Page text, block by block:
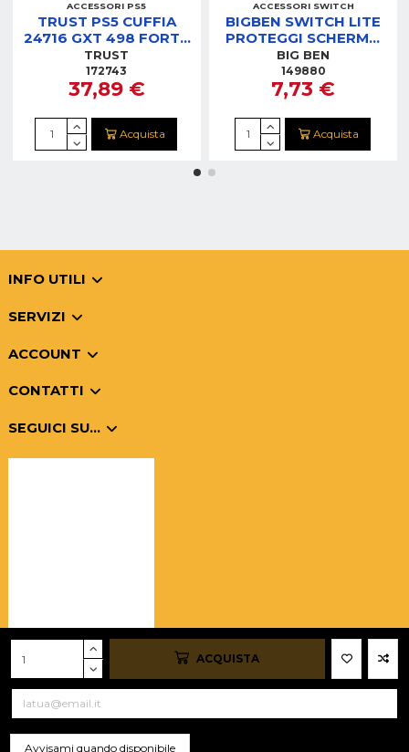
ACQUISTA
ACCESSORI PS5
TRUST PS5 CUFFIA
24716 GXT 498 FORTA
BIANCO LICENZA
UFFICIALE
TRUST
172743
37,89 €
Acquista
ACCESSORI SWITCH
BIGBEN SWITCH LITE
PROTEGGI SCHERMO
VETRO TEMPERATO
BIG BEN
149880
7,73 €
Acquista
INFO UTILI
SERVIZI
ACCOUNT
CONTATTI
SEGUICI SU...